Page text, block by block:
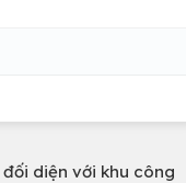
diện với khu công